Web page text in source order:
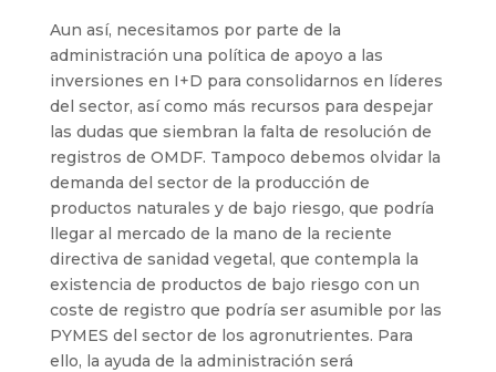
Aun así, necesitamos por parte de la
administración una política de apoyo a las
inversiones en I+D para consolidarnos en líderes
del sector, así como más recursos para despejar
las dudas que siembran la falta de resolución de
registros de OMDF. Tampoco debemos olvidar la
demanda del sector de la producción de
productos naturales y de bajo riesgo, que podría
llegar al mercado de la mano de la reciente
directiva de sanidad vegetal, que contempla la
existencia de productos de bajo riesgo con un
coste de registro que podría ser asumible por las
PYMES del sector de los agronutrientes. Para
ello, la ayuda de la administración será